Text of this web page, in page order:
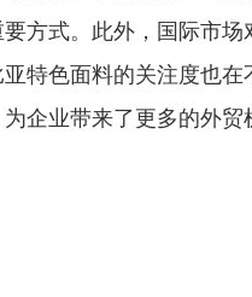
方式。此外，国际市场
特色面料的关注度也在
企业带来了更多的外贸